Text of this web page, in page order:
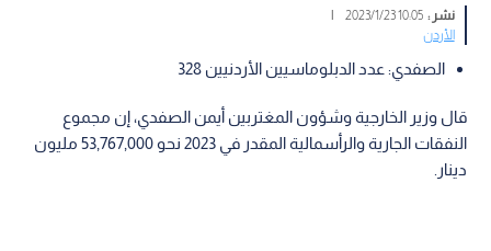
نشر :10:05 2023/1/23
|
الأردن
الصفدي: عدد الدبلوماسيين الأردنيين 328
قال وزير الخارجية وشؤون المغتربين أيمن الصفدي، إن مجموع
النفقات الجارية والرأسمالية المقدر في 2023 نحو 53,767,000 مليون
دينار.